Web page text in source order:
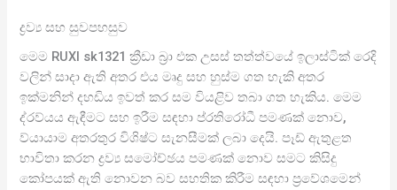
ද්‍රව්‍ය සහ සුවපහසුව
මෙම RUXI sk1321 ක්‍රීඩා බ්‍රා එක උසස් තත්ත්වයේ ඉලාස්ටික් රෙදි
වලින් සාදා ඇති අතර එය මෘදු සහ හුස්ම ගත හැකි අතර
ඉක්මනින් දහඩිය ඉවත් කර සම වියළිව තබා ගත හැකිය. මෙම
ද්රව්යය ඇඳීමට සහ ඉරීම සඳහා ප්රතිරෝධී පමණක් නොව,
ව්යායාම අතරතුර විශිෂ්ට සැනසීමක් ලබා දෙයි. පෑඩ් ඇතුළත
භාවිතා කරන ද්‍රව්‍ය සමෝච්ඡය පමණක් නොව සමට කිසිදු
කෝපයක් ඇති නොවන බව සහතික කිරීම සඳහා ප්‍රවේශමෙන්